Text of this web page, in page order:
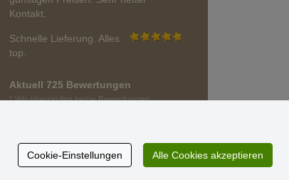
Kontakt.
Schnelle Lieferung. Alles
top.
Aktuell 725 Bewertungen
* Wir überprüfen keine Bewertungen
Cookie-Einstellungen Alle Cookies akzeptieren